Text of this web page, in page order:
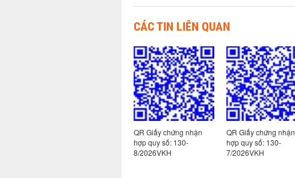
CÁC TIN LIÊN QUAN
QR Giấy chứng nhận
hợp quy số: 130-
8/2026VKH
QR Giấy chứng nhận
hợp quy số: 130-
7/2026VKH